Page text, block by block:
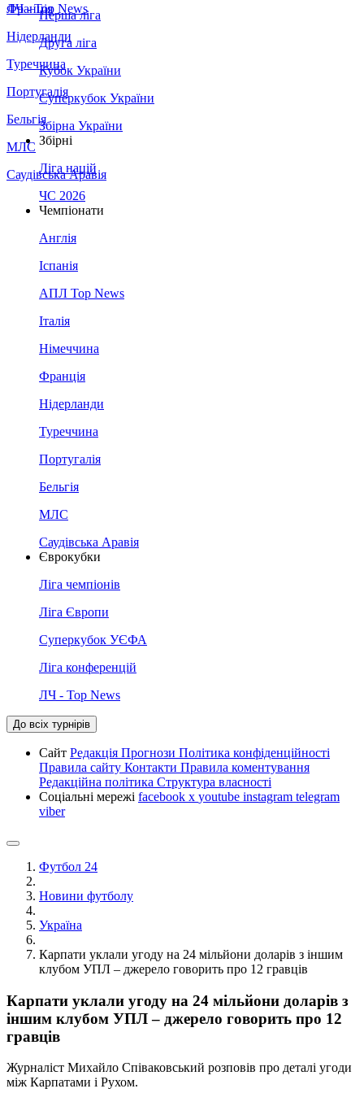
Франція
Нідерланди
Туреччина
Португалія
Бельгія
МЛС
Саудівська Аравія
ЛЧ - Top News
Перша ліга
Друга ліга
Кубок України
Суперкубок України
Збірна України
Збірні
Ліга націй
ЧС 2026
Чемпіонати
Англія
Іспанія
АПЛ Top News
Італія
Німеччина
Франція
Нідерланди
Туреччина
Португалія
Бельгія
МЛС
Саудівська Аравія
Єврокубки
Ліга чемпіонів
Ліга Європи
Суперкубок УЄФА
Ліга конференцій
ЛЧ - Top News
До всіх турнірів
Сайт Редакція Прогнози Політика конфіденційності
Правила сайту Контакти Правила коментування
Редакційна політика Структура власності
Соціальні мережі facebook x youtube instagram telegram
viber
Футбол 24
Новини футболу
Україна
Карпати уклали угоду на 24 мільйони доларів з іншим
клубом УПЛ – джерело говорить про 12 гравців
Карпати уклали угоду на 24 мільйони доларів з
іншим клубом УПЛ – джерело говорить про 12
гравців
Журналіст Михайло Співаковський розповів про деталі угоди
між Карпатами і Рухом.